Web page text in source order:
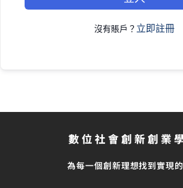
沒有賬戶？ 立即註冊
數位社會創新創業
為每一個創新理想找到實現